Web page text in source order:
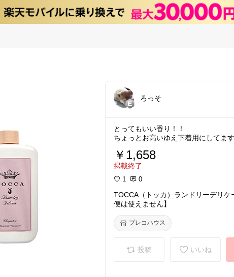
ろっそ
とってもいい香り！！
ちょっとお高いゆえ下着用にしてます
￥1,658
掲載終了
1 0
TOCCA（トッカ）ランドリーデリ
便は使えません】
プレコハウス
投稿 いいね